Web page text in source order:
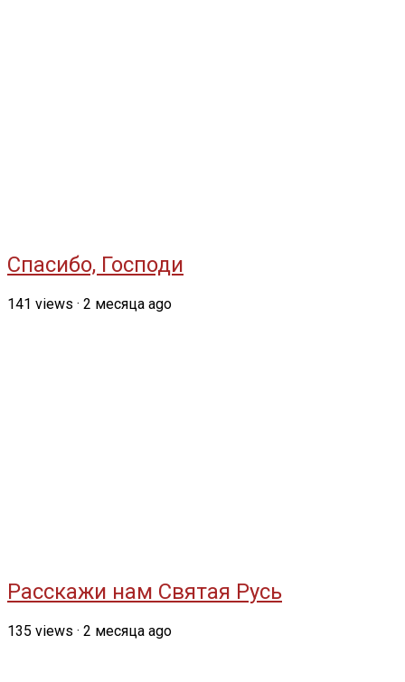
Спасибо, Господи
141 views · 2 месяца ago
Расскажи нам Святая Русь
135 views · 2 месяца ago